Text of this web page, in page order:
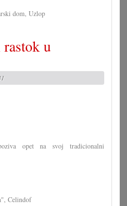
dom, Uzlop
u
opet na svoj tradicionalni
Celindof